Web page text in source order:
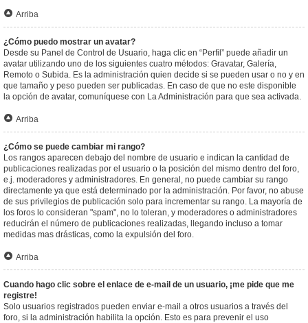
Arriba
¿Cómo puedo mostrar un avatar?
Desde su Panel de Control de Usuario, haga clic en “Perfil” puede añadir un
avatar utilizando uno de los siguientes cuatro métodos: Gravatar, Galería,
Remoto o Subida. Es la administración quien decide si se pueden usar o no y en
que tamaño y peso pueden ser publicadas. En caso de que no este disponible
la opción de avatar, comuníquese con La Administración para que sea activada.
Arriba
¿Cómo se puede cambiar mi rango?
Los rangos aparecen debajo del nombre de usuario e indican la cantidad de
publicaciones realizadas por el usuario o la posición del mismo dentro del foro,
e.j. moderadores y administradores. En general, no puede cambiar su rango
directamente ya que está determinado por la administración. Por favor, no abuse
de sus privilegios de publicación solo para incrementar su rango. La mayoría de
los foros lo consideran "spam", no lo toleran, y moderadores o administradores
reducirán el número de publicaciones realizadas, llegando incluso a tomar
medidas mas drásticas, como la expulsión del foro.
Arriba
Cuando hago clic sobre el enlace de e-mail de un usuario, ¡me pide que me
registre!
Solo usuarios registrados pueden enviar e-mail a otros usuarios a través del
foro, si la administración habilita la opción. Esto es para prevenir el uso